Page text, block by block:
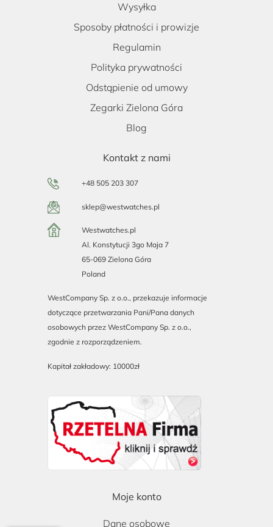
Wysyłka
Sposoby płatności i prowizje
Regulamin
Polityka prywatności
Odstąpienie od umowy
Zegarki Zielona Góra
Blog
Kontakt z nami
+48 505 203 307
sklep@westwatches.pl
Westwatches.pl
Al. Konstytucji 3go Maja 7
65-069 Zielona Góra
Poland
WestCompany Sp. z o.o., przekazuje informacje
dotyczące przetwarzania Pani/Pana danych
osobowych przez WestCompany Sp. z o.o.,
zgodnie z rozporządzeniem.
Kapitał zakładowy: 10000zł
Moje konto
Dane osobowe